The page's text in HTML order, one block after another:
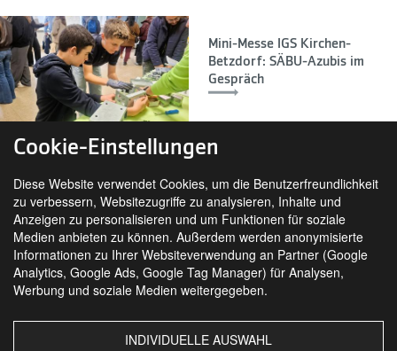
Mini-Messe IGS Kirchen-
Betzdorf: SÄBU-Azubis im
Gespräch
SIE FINDEN UNS AUCH AUF
Cookie-Einstellungen
Diese Website verwendet Cookies, um die Benutzerfreundlichkeit
zu verbessern, Websitezugriffe zu analysieren, Inhalte und
Anzeigen zu personalisieren und um Funktionen für soziale
Medien anbieten zu können. Außerdem werden anonymisierte
Informationen zu Ihrer Websiteverwendung an Partner (Google
Analytics, Google Ads, Google Tag Manager) für Analysen,
Werbung und soziale Medien weitergegeben.
INDIVIDUELLE AUSWAHL